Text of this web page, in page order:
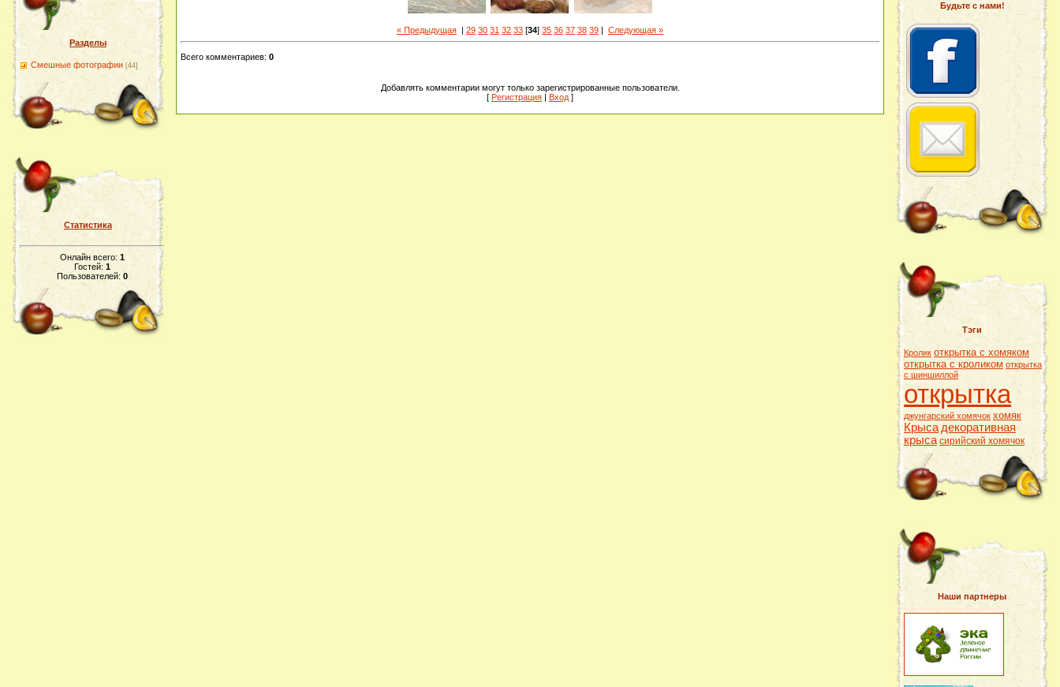
Разделы
Смешные фотографии [44]
Статистика
Онлайн всего: 1
Гостей: 1
Пользователей: 0
« Предыдущая | 29 30 31 32 33 [34] 35 36 37 38 39 | Следующая »
Всего комментариев: 0
Добавлять комментарии могут только зарегистрированные пользователи.
[ Регистрация Вход ]
Будьте с нами!
Тэги
Кролик открытка с хомяком
открытка с кроликом открытка
с шиншиллой
открытка
джунгарский хомячок хомяк
Крыса декоративная
крыса сирийский хомячок
Наши партнеры